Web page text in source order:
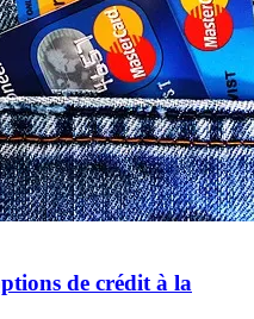
de crédit à la